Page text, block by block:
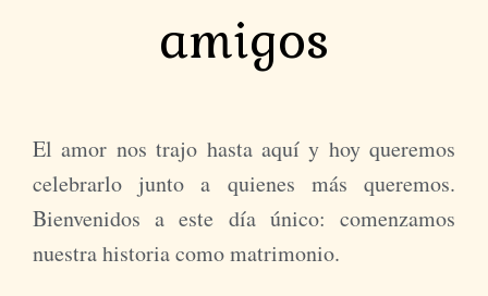
amigos
El amor nos trajo hasta aquí y hoy queremos
celebrarlo junto a quienes más queremos.
Bienvenidos a este día único: comenzamos
nuestra historia como matrimonio.